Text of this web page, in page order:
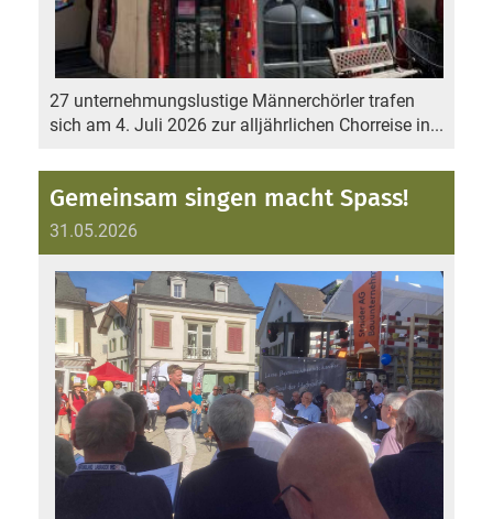
27 unternehmungslustige Männerchörler trafen
sich am 4. Juli 2026 zur alljährlichen Chorreise in...
Gemeinsam singen macht Spass!
31.05.2026